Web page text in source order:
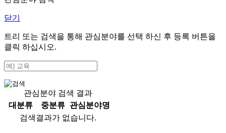
닫기
트리 또는 검색을 통해 관심분야를 선택 하신 후 등록 버튼을
클릭 하십시오.
관심분야 검색 결과
대분류
중분류
관심분야명
검색결과가 없습니다.